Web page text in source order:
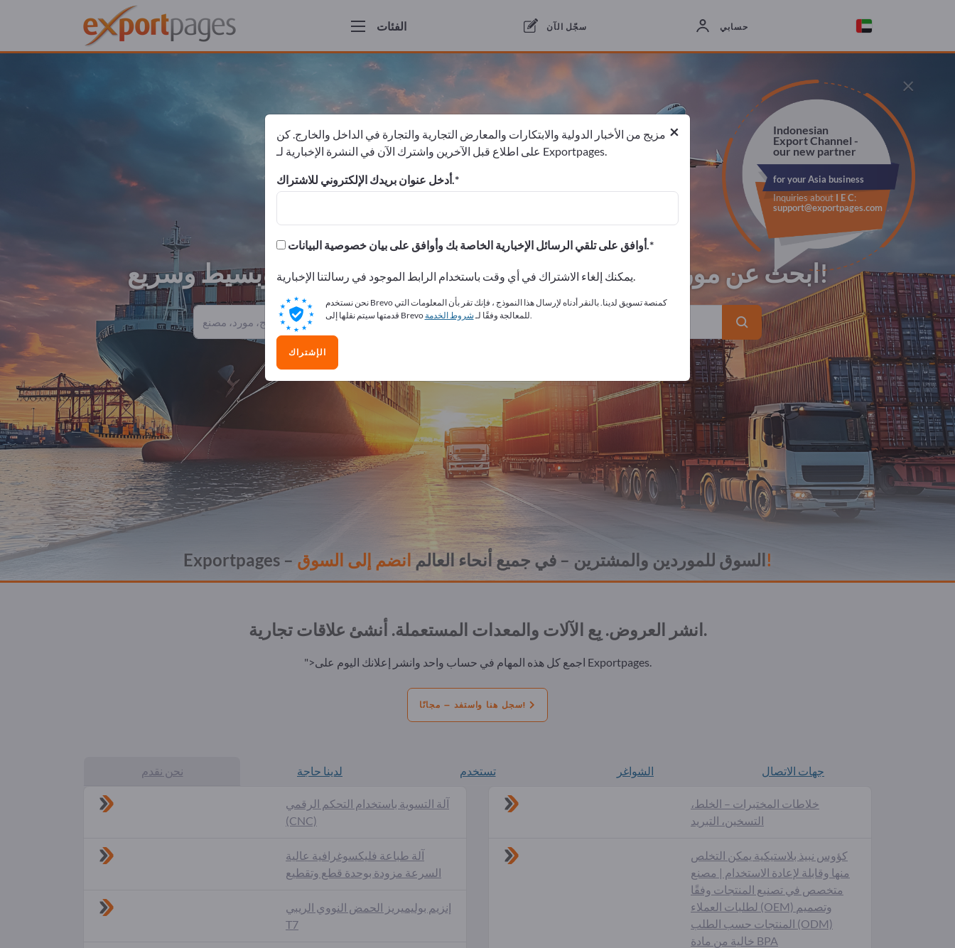
الفئات سجّل الآن حسابي
ابحث عن موردين في جميع أنحاء العالم – بشكل موجه وبسيط وسريع!
Exportpages – السوق للموردين والمشترين – في جميع أنحاء العالمانضم إلى السوق!
انشر العروض. بِع الآلات والمعدات المستعملة. أنشئ علاقات تجارية.
">اجمع كل هذه المهام في حساب واحد وانشر إعلانك اليوم على Exportpages.
سجل هنا واستفد – مجانًا!
نحن نقدم لدينا حاجة تستخدم الشواغر جهات الاتصال
آلة التسوية باستخدام التحكم الرقمي
(CNC)
آلة طباعة فليكسوغرافية عالية
السرعة مزودة بوحدة قطع وتقطيع
إنزيم بوليميريز الحمض النووي الريبي
T7
خلاطات المختبرات – الخلط،
التسخين، التبريد
كؤوس نبيذ بلاستيكية يمكن التخلص
منها وقابلة لإعادة الاستخدام | مصنع
متخصص في تصنيع المنتجات وفقًا
لطلبات العملاء (OEM) وتصميم
المنتجات حسب الطلب (ODM)
خالية من مادة BPA
Indonesian
Export Channel -
our new partner
for your Asia business
Inquiries about I E C:
support@exportpages.com
×
× مزيج من الأخبار الدولية والابتكارات والمعارض التجارية والتجارة في الداخل والخارج. كن
على اطلاع قبل الآخرين واشترك الآن في النشرة الإخبارية لـ Exportpages.
أدخل عنوان بريدك الإلكتروني للاشتراك.
أوافق على تلقي الرسائل الإخبارية الخاصة بك وأوافق على بيان خصوصية البيانات.
يمكنك إلغاء الاشتراك في أي وقت باستخدام الرابط الموجود في رسالتنا الإخبارية.
نحن نستخدم Brevo كمنصة تسويق لدينا. بالنقر أدناه لإرسال هذا النموذج ، فإنك تقر بأن المعلومات التي
قدمتها سيتم نقلها إلى Brevo للمعالجة وفقًا لـشروط الخدمة .
الإشتراك